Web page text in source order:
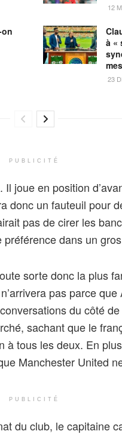
12
à «
23
PUBLICITÉ
joue en position
donc un fauteuil pour
pas de cirer les
dans un
sorte donc la plus
pas parce
du côté
sachant que le
à tous les deux. En
Manchester United
PUBLICITÉ
du club, le capitaine